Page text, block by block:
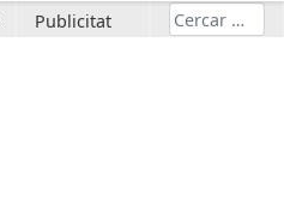
Publicitat Cerca